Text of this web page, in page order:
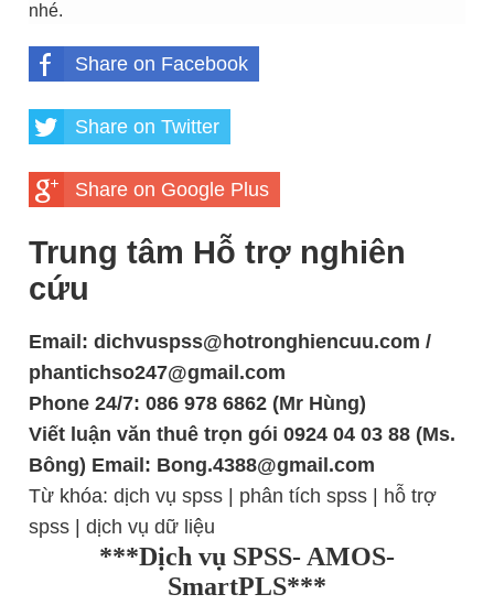
nhé.
Share on Facebook
Share on Twitter
Share on Google Plus
Trung tâm Hỗ trợ nghiên
cứu
Email: dichvuspss@hotronghiencuu.com /
phantichso247@gmail.com
Phone 24/7: 086 978 6862 (Mr Hùng)
Viết luận văn thuê trọn gói 0924 04 03 88 (Ms.
Bông) Email: Bong.4388@gmail.com
Từ khóa: dịch vụ spss phân tích spss
hỗ trợ
spss
dịch vụ dữ liệu
***Dịch vụ SPSS- AMOS-
SmartPLS***